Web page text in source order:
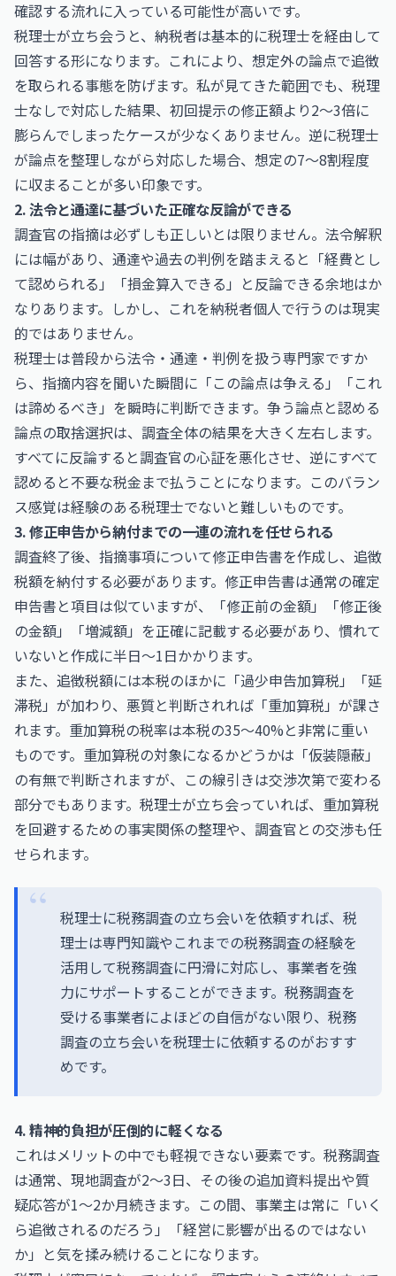
確認する流れに入っている可能性が高いです。
税理士が立ち会うと、納税者は基本的に税理士を経由して
回答する形になります。これにより、想定外の論点で追徴
を取られる事態を防げます。私が見てきた範囲でも、税理
士なしで対応した結果、初回提示の修正額より2〜3倍に
膨らんでしまったケースが少なくありません。逆に税理士
が論点を整理しながら対応した場合、想定の7〜8割程度
に収まることが多い印象です。
2. 法令と通達に基づいた正確な反論ができる
調査官の指摘は必ずしも正しいとは限りません。法令解釈
には幅があり、通達や過去の判例を踏まえると「経費とし
て認められる」「損金算入できる」と反論できる余地はか
なりあります。しかし、これを納税者個人で行うのは現実
的ではありません。
税理士は普段から法令・通達・判例を扱う専門家ですか
ら、指摘内容を聞いた瞬間に「この論点は争える」「これ
は諦めるべき」を瞬時に判断できます。争う論点と認める
論点の取捨選択は、調査全体の結果を大きく左右します。
すべてに反論すると調査官の心証を悪化させ、逆にすべて
認めると不要な税金まで払うことになります。このバラン
ス感覚は経験のある税理士でないと難しいものです。
3. 修正申告から納付までの一連の流れを任せられる
調査終了後、指摘事項について修正申告書を作成し、追徴
税額を納付する必要があります。修正申告書は通常の確定
申告書と項目は似ていますが、「修正前の金額」「修正後
の金額」「増減額」を正確に記載する必要があり、慣れて
いないと作成に半日〜1日かかります。
また、追徴税額には本税のほかに「過少申告加算税」「延
滞税」が加わり、悪質と判断されれば「重加算税」が課さ
れます。重加算税の税率は本税の35〜40%と非常に重い
ものです。重加算税の対象になるかどうかは「仮装隠蔽」
の有無で判断されますが、この線引きは交渉次第で変わる
部分でもあります。税理士が立ち会っていれば、重加算税
を回避するための事実関係の整理や、調査官との交渉も任
せられます。
税理士に税務調査の立ち会いを依頼すれば、税
理士は専門知識やこれまでの税務調査の経験を
活用して税務調査に円滑に対応し、事業者を強
力にサポートすることができます。税務調査を
受ける事業者によほどの自信がない限り、税務
調査の立ち会いを税理士に依頼するのがおすす
めです。
4. 精神的負担が圧倒的に軽くなる
これはメリットの中でも軽視できない要素です。税務調査
は通常、現地調査が2〜3日、その後の追加資料提出や質
疑応答が1〜2か月続きます。この間、事業主は常に「いく
ら追徴されるのだろう」「経営に影響が出るのではない
か」と気を揉み続けることになります。